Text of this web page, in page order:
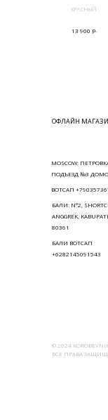
КРАСНЫЙ
13 900 р.
© 2024
ВСЕ ПРАВА
ОФЛАЙН
БАЛИ: N°2,
ANGGREK,
80361
MOSCOW:
ПОДЪЕЗД №3
БАЛИ ВОТСАП
+6282145091543
ВОТСАП